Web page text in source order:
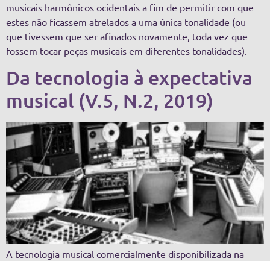
musicais harmônicos ocidentais a fim de permitir com que
estes não ficassem atrelados a uma única tonalidade (ou
que tivessem que ser afinados novamente, toda vez que
fossem tocar peças musicais em diferentes tonalidades).
Da tecnologia à expectativa
musical (V.5, N.2, 2019)
A tecnologia musical comercialmente disponibilizada na